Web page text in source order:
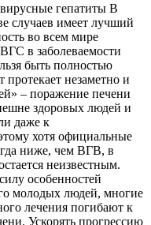
гепатиты В
имеет лучший
во всем мире
в заболеваемости
быть полностью
протекает незаметно и
– поражение печени
здоровых людей и
даже к
хотя официальные
ниже, чем ВГВ, в
неизвестным.
особенностей
молодых людей, многие
лечения погибают к
Ускорять прогрессию